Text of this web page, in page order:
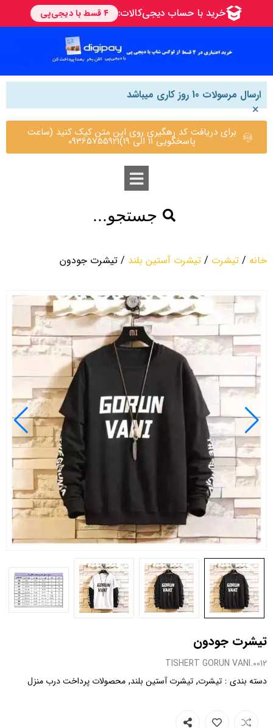
ارسال مرسولات 10 روز کاری میباشد
×
برای دریافت کد رهگیری روی این متن کیک کنید (ساعت
پاسخگویی 11 الی 19)09365755921
جستجو...
خانه / تیشرت / تیشرت آستین بلند / تیشرت جودون
تیشرت جودون
0012.TISHERT GORUN VANI
دسته بندی : تیشرت, تیشرت آستین بلند, محصولات پرداخت درب منزل